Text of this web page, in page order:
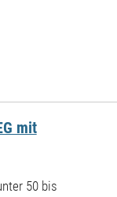
mit
50 bis